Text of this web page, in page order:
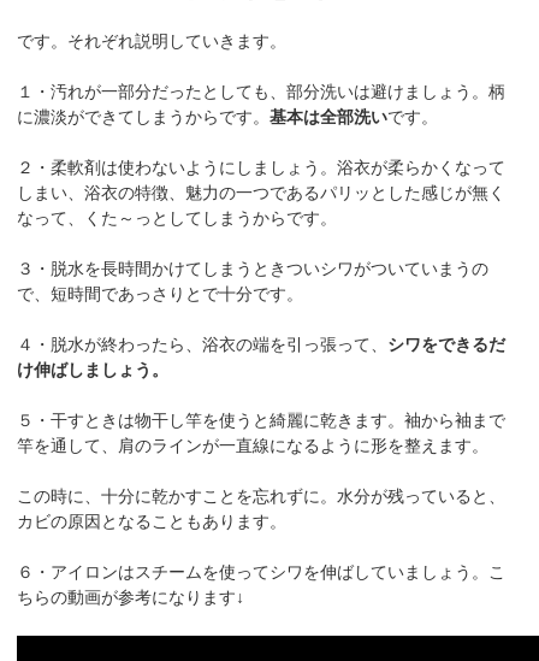
です。それぞれ説明していきます。
１・汚れが一部分だったとしても、部分洗いは避けましょう。柄
に濃淡ができてしまうからです。基本は全部洗いです。
２・柔軟剤は使わないようにしましょう。浴衣が柔らかくなって
しまい、浴衣の特徴、魅力の一つであるパリッとした感じが無く
なって、くた～っとしてしまうからです。
３・脱水を長時間かけてしまうときついシワがついていまうの
で、短時間であっさりとで十分です。
４・脱水が終わったら、浴衣の端を引っ張って、 シワをできるだ
け伸ばしましょう。
５・干すときは物干し竿を使うと綺麗に乾きます。袖から袖まで
竿を通して、肩のラインが一直線になるように形を整えます。
この時に、十分に乾かすことを忘れずに。水分が残っていると、
カビの原因となることもあります。
６・アイロンはスチームを使ってシワを伸ばしていましょう。こ
ちらの動画が参考になります↓